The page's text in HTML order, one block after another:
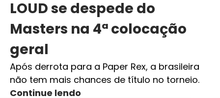
LOUD se despede do
Masters na 4ª colocação
geral
Após derrota para a Paper Rex, a brasileira
não tem mais chances de título no torneio.
Continue lendo